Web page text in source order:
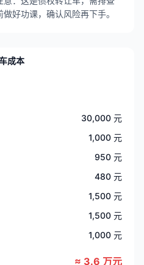
好功课，确认风险再下手。
成本
30,000 元
1,000 元
950 元
480 元
1,500 元
1,500 元
1,000 元
≈ 3.6 万元